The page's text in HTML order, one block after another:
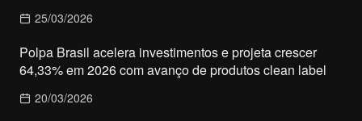
25/03/2026
Polpa Brasil acelera investimentos e projeta crescer
64,33% em 2026 com avanço de produtos clean label
20/03/2026